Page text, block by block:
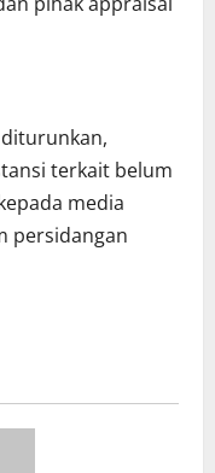
terkait belum
media
persidangan